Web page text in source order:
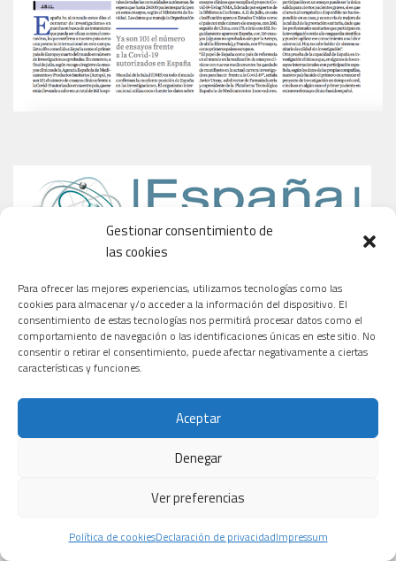
Gestionar consentimiento de
las cookies
Para ofrecer las mejores experiencias, utilizamos tecnologías como las
cookies para almacenar y/o acceder a la información del dispositivo. El
consentimiento de estas tecnologías nos permitirá procesar datos como el
comportamiento de navegación o las identificaciones únicas en este sitio. No
consentir o retirar el consentimiento, puede afectar negativamente a ciertas
características y funciones.
Aceptar
Denegar
Ver preferencias
Política de cookiesDeclaración de privacidadImpressum